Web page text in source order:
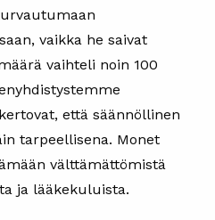
vaikka he saivat
vaihteli noin 100
että säännöllinen
tarpeellisena. Monet
välttämättömistä
ja lääkekuluista.